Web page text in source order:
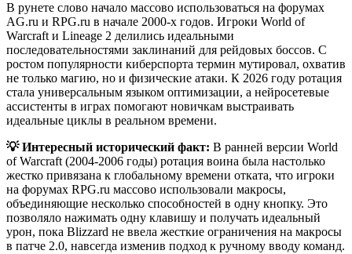
В рунете слово начало массово использоваться на форумах
AG.ru и RPG.ru в начале 2000-х годов. Игроки World of
Warcraft и Lineage 2 делились идеальными
последовательностями заклинаний для рейдовых боссов. С
ростом популярности киберспорта термин мутировал, охватив
не только магию, но и физические атаки. К 2026 году ротация
стала универсальным языком оптимизации, а нейросетевые
ассистенты в играх помогают новичкам выстраивать
идеальные циклы в реальном времени.
💡 Интересный исторический факт: В ранней версии World
of Warcraft (2004-2006 годы) ротация воина была настолько
жестко привязана к глобальному времени отката, что игроки
на форумах RPG.ru массово использовали макросы,
объединяющие несколько способностей в одну кнопку. Это
позволяло нажимать одну клавишу и получать идеальный
урон, пока Blizzard не ввела жесткие ограничения на макросы
в патче 2.0, навсегда изменив подход к ручному вводу команд.